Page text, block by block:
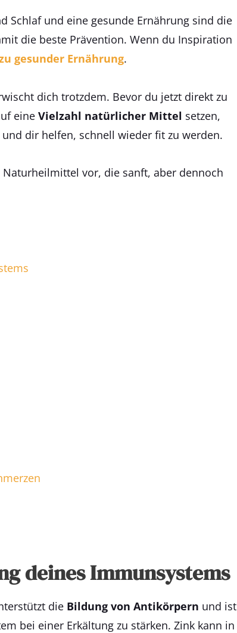
Schlaf und eine gesunde Ernährung sind die
die beste Prävention. Wenn du Inspiration
gesunder Ernährung.
dich trotzdem. Bevor du jetzt direkt zu
eine Vielzahl natürlicher Mittel setzen,
dir helfen, schnell wieder fit zu werden.
vor, die sanft, aber dennoch
deines Immunsystems
die Bildung von Antikörpern und ist
bei einer Erkältung zu stärken. Zink kann in